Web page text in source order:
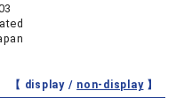
【 display / non-display】